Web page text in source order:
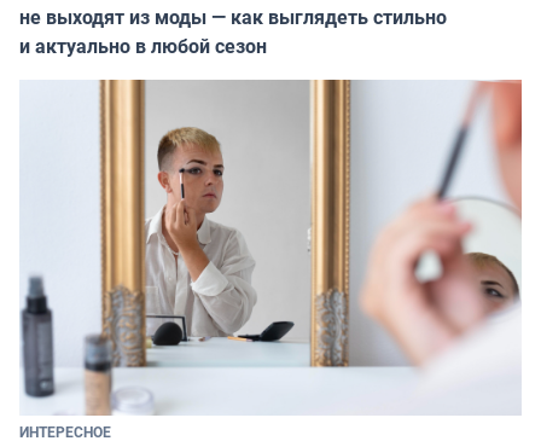
не выходят из моды — как выглядеть стильно
и актуально в любой сезон
ИНТЕРЕСНОЕ